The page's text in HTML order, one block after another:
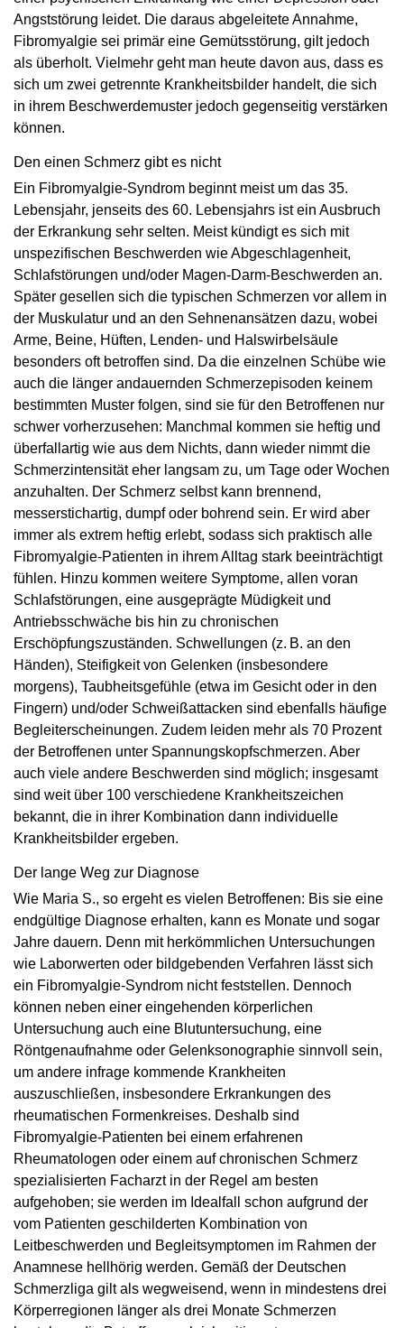
Angststörung leidet. Die daraus abgeleitete Annahme,
Fibromyalgie sei primär eine Gemütsstörung, gilt jedoch
als überholt. Vielmehr geht man heute davon aus, dass es
sich um zwei getrennte Krankheitsbilder handelt, die sich
in ihrem Beschwerdemuster jedoch gegenseitig verstärken
können.
Den einen Schmerz gibt es nicht
Ein Fibromyalgie-Syndrom beginnt meist um das 35.
Lebensjahr, jenseits des 60. Lebensjahrs ist ein Ausbruch
der Erkrankung sehr selten. Meist kündigt es sich mit
unspezifischen Beschwerden wie Abgeschlagenheit,
Schlafstörungen und/oder Magen-Darm-Beschwerden an.
Später gesellen sich die typischen Schmerzen vor allem in
der Muskulatur und an den Sehnenansätzen dazu, wobei
Arme, Beine, Hüften, Lenden- und Halswirbelsäule
besonders oft betroffen sind. Da die einzelnen Schübe wie
auch die länger andauernden Schmerzepisoden keinem
bestimmten Muster folgen, sind sie für den Betroffenen nur
schwer vorherzusehen: Manchmal kommen sie heftig und
überfallartig wie aus dem Nichts, dann wieder nimmt die
Schmerzintensität eher langsam zu, um Tage oder Wochen
anzuhalten. Der Schmerz selbst kann brennend,
messerstichartig, dumpf oder bohrend sein. Er wird aber
immer als extrem heftig erlebt, sodass sich praktisch alle
Fibromyalgie-Patienten in ihrem Alltag stark beeinträchtigt
fühlen. Hinzu kommen weitere Symptome, allen voran
Schlafstörungen, eine ausgeprägte Müdigkeit und
Antriebsschwäche bis hin zu chronischen
Erschöpfungszuständen. Schwellungen (z. B. an den
Händen), Steifigkeit von Gelenken (insbesondere
morgens), Taubheitsgefühle (etwa im Gesicht oder in den
Fingern) und/oder Schweißattacken sind ebenfalls häufige
Begleiterscheinungen. Zudem leiden mehr als 70 Prozent
der Betroffenen unter Spannungskopfschmerzen. Aber
auch viele andere Beschwerden sind möglich; insgesamt
sind weit über 100 verschiedene Krankheitszeichen
bekannt, die in ihrer Kombination dann individuelle
Krankheitsbilder ergeben.
Der lange Weg zur Diagnose
Wie Maria S., so ergeht es vielen Betroffenen: Bis sie eine
endgültige Diagnose erhalten, kann es Monate und sogar
Jahre dauern. Denn mit herkömmlichen Untersuchungen
wie Laborwerten oder bildgebenden Verfahren lässt sich
ein Fibromyalgie-Syndrom nicht feststellen. Dennoch
können neben einer eingehenden körperlichen
Untersuchung auch eine Blutuntersuchung, eine
Röntgenaufnahme oder Gelenksonographie sinnvoll sein,
um andere infrage kommende Krankheiten
auszuschließen, insbesondere Erkrankungen des
rheumatischen Formenkreises. Deshalb sind
Fibromyalgie-Patienten bei einem erfahrenen
Rheumatologen oder einem auf chronischen Schmerz
spezialisierten Facharzt in der Regel am besten
aufgehoben; sie werden im Idealfall schon aufgrund der
vom Patienten geschilderten Kombination von
Leitbeschwerden und Begleitsymptomen im Rahmen der
Anamnese hellhörig werden. Gemäß der Deutschen
Schmerzliga gilt als wegweisend, wenn in mindestens drei
Körperregionen länger als drei Monate Schmerzen